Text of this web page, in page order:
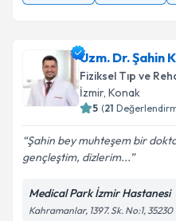
Uzm. Dr. Şahin
Fiziksel Tıp ve
İzmir, Konak
5 (21
Şahin bey muhteşem bir
gençleştim, dizlerim...
Medical Park İzmir Hastanesi
Kahramanlar, 1397. Sk. No:1, 35230